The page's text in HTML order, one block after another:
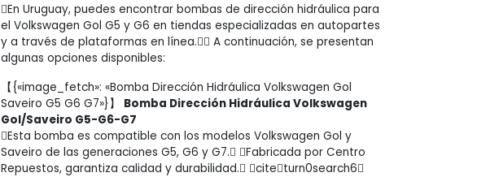
En Uruguay, puedes encontrar bombas de dirección hidráulica para
el Volkswagen Gol G5 y G6 en tiendas especializadas en autopartes
y a través de plataformas en línea. A continuación, se presentan
algunas opciones disponibles:
【{«image_fetch»: «Bomba Dirección Hidráulica Volkswagen Gol
Saveiro G5 G6 G7»}】 Bomba Dirección Hidráulica Volkswagen
Gol/Saveiro G5-G6-G7
Esta bomba es compatible con los modelos Volkswagen Gol y
Saveiro de las generaciones G5, G6 y G7. Fabricada por Centro
Repuestos, garantiza calidad y durabilidad. citeturn0search6